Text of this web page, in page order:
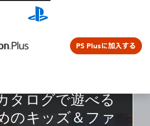
PS Plusに加入する
タログで遊べる
のキッズ＆ファ